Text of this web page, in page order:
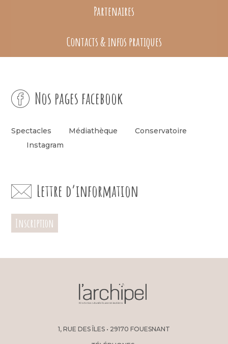
Partenaires
Contacts & infos pratiques
Nos pages facebook
Spectacles Médiathèque
Conservatoire
Instagram
Lettre d’information
Inscription
1, RUE DES ÎLES • 29170 FOUESNANT